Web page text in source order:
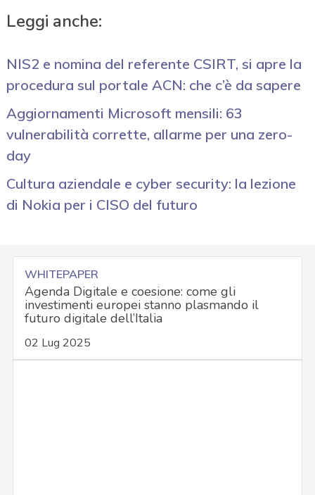
Leggi anche:
NIS2 e nomina del referente CSIRT, si apre la
procedura sul portale ACN: che c’è da sapere
Aggiornamenti Microsoft mensili: 63
vulnerabilità corrette, allarme per una zero-
day
Cultura aziendale e cyber security: la lezione
di Nokia per i CISO del futuro
WHITEPAPER
Agenda Digitale e coesione: come gli
investimenti europei stanno plasmando il
futuro digitale dell’Italia
02 Lug 2025